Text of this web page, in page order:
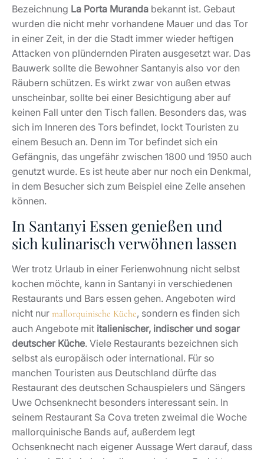
Bezeichnung La Porta Muranda bekannt ist. Gebaut
wurden die nicht mehr vorhandene Mauer und das Tor
in einer Zeit, in der die Stadt immer wieder heftigen
Attacken von plündernden Piraten ausgesetzt war. Das
Bauwerk sollte die Bewohner Santanyis also vor den
Räubern schützen. Es wirkt zwar von außen etwas
unscheinbar, sollte bei einer Besichtigung aber auf
keinen Fall unter den Tisch fallen. Besonders das, was
sich im Inneren des Tors befindet, lockt Touristen zu
einem Besuch an. Denn im Tor befindet sich ein
Gefängnis, das ungefähr zwischen 1800 und 1950 auch
genutzt wurde. Es ist heute aber nur noch ein Denkmal,
in dem Besucher sich zum Beispiel eine Zelle ansehen
können.
In Santanyi Essen genießen und
sich kulinarisch verwöhnen lassen
Wer trotz Urlaub in einer Ferienwohnung nicht selbst
kochen möchte, kann in Santanyi in verschiedenen
Restaurants und Bars essen gehen. Angeboten wird
nicht nur mallorquinische Küche, sondern es finden sich
auch Angebote mit italienischer, indischer und sogar
deutscher Küche. Viele Restaurants bezeichnen sich
selbst als europäisch oder international. Für so
manchen Touristen aus Deutschland dürfte das
Restaurant des deutschen Schauspielers und Sängers
Uwe Ochsenknecht besonders interessant sein. In
seinem Restaurant Sa Cova treten zweimal die Woche
mallorquinische Bands auf, außerdem legt
Ochsenknecht nach eigener Aussage Wert darauf, dass